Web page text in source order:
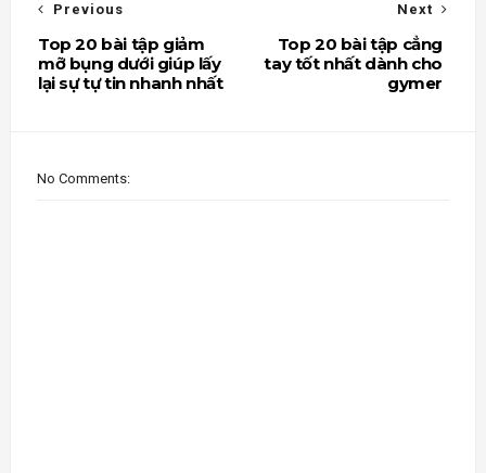
Next
Top 20 bài tập cẳng
tay tốt nhất dành cho
gymer
Previous
Top 20 bài tập giảm
mỡ bụng dưới giúp lấy
lại sự tự tin nhanh nhất
No Comments: